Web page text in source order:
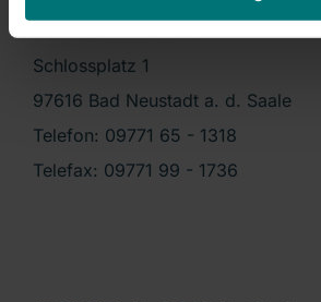
Schlossplatz 1
97616 Bad Neustadt a. d. Saale
Telefon: 09771 65 - 1318
Telefax: 09771 99 - 1736